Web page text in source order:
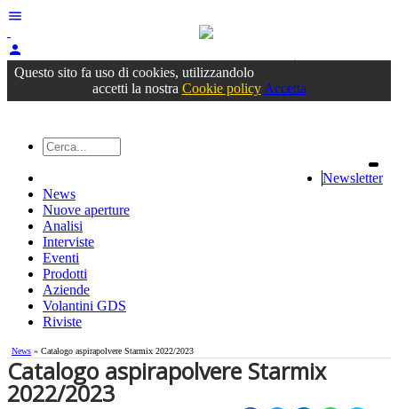
menu
person
Accedioppure registrati
Questo sito fa uso di cookies, utilizzandolo
accetti la nostra Cookie policy Accetta
Newsletter
News
Nuove aperture
Analisi
Interviste
Eventi
Prodotti
Aziende
Volantini GDS
Riviste
News » Catalogo aspirapolvere Starmix 2022/2023
Catalogo aspirapolvere Starmix
2022/2023